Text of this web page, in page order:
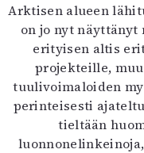
Arktisen alueen
on jo nyt näyttänyt
erityisen altis
projekteille,
tuulivoimaloiden
perinteisesti
tieltään